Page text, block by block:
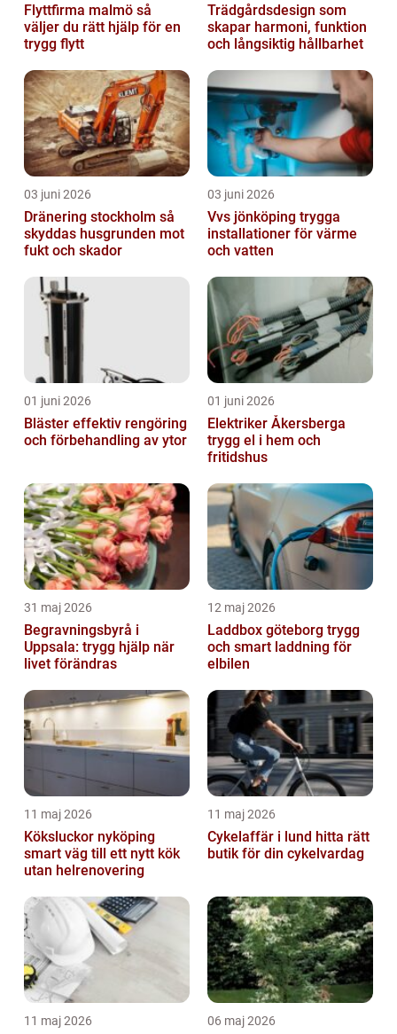
Flyttfirma malmö så
väljer du rätt hjälp för en
trygg flytt
Trädgårdsdesign som
skapar harmoni, funktion
och långsiktig hållbarhet
03 juni 2026
Dränering stockholm så
skyddas husgrunden mot
fukt och skador
03 juni 2026
Vvs jönköping trygga
installationer för värme
och vatten
01 juni 2026
Bläster effektiv rengöring
och förbehandling av ytor
01 juni 2026
Elektriker Åkersberga
trygg el i hem och
fritidshus
31 maj 2026
Begravningsbyrå i
Uppsala: trygg hjälp när
livet förändras
12 maj 2026
Laddbox göteborg trygg
och smart laddning för
elbilen
11 maj 2026
Köksluckor nyköping
smart väg till ett nytt kök
utan helrenovering
11 maj 2026
Cykelaffär i lund hitta rätt
butik för din cykelvardag
11 maj 2026 06 maj 2026